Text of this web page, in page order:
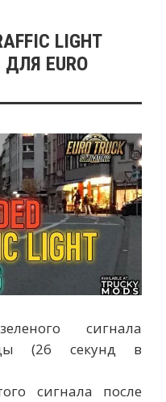
LIGHT
EURO
сигнала
(26 секунд в
сигнала после